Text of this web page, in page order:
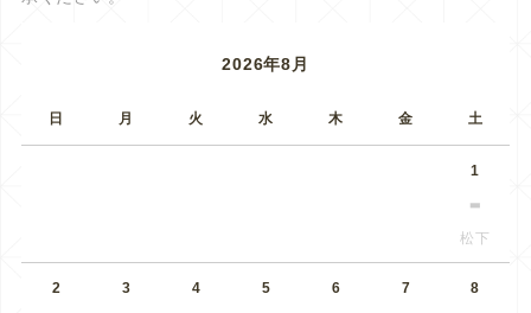
2026年8月
日 月 火 水 木 金 土
1
松下
2 3 4 5 6 7 8